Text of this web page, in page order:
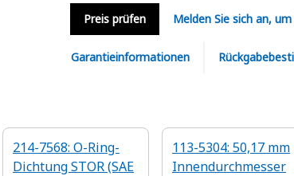
Preis prüfen Melden Sie sich an,
Garantieinformationen
214-7568: O-Ring-
Dichtung STOR (SAE
113-5304: 50,17 mm
Innendurchmesser